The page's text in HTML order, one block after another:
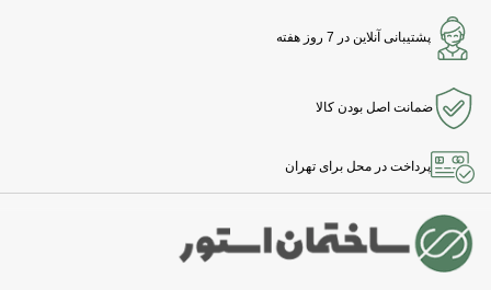
پشتیبانی آنلاین در 7 روز هفته
ضمانت اصل بودن کالا
پرداخت در محل برای تهران